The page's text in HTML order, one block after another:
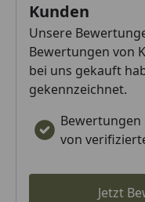
Kunden
Unsere
Bewertungen von
bei uns gekauft
gekennzeichnet.
Bewertungen
von
Jetzt